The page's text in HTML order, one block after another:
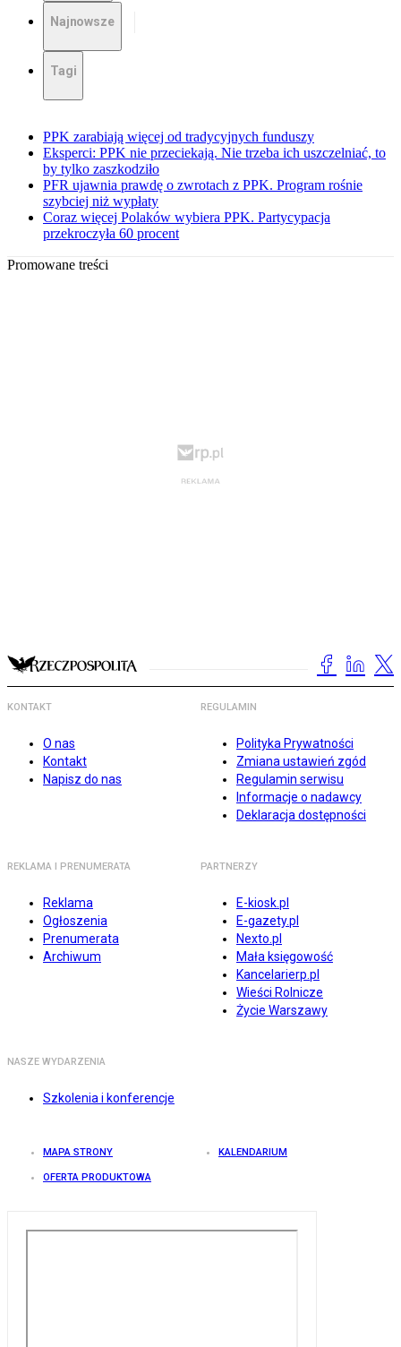
Najnowsze
Tagi
PPK zarabiają więcej od tradycyjnych funduszy
Eksperci: PPK nie przeciekają. Nie trzeba ich uszczelniać, to
by tylko zaszkodziło
PFR ujawnia prawdę o zwrotach z PPK. Program rośnie
szybciej niż wypłaty
Coraz więcej Polaków wybiera PPK. Partycypacja
przekroczyła 60 procent
Promowane treści
KONTAKT
O nas
Kontakt
Napisz do nas
REGULAMIN
Polityka Prywatności
Zmiana ustawień zgód
Regulamin serwisu
Informacje o nadawcy
Deklaracja dostępności
REKLAMA I PRENUMERATA
Reklama
Ogłoszenia
Prenumerata
Archiwum
PARTNERZY
E-kiosk.pl
E-gazety.pl
Nexto.pl
Mała księgowość
Kancelarierp.pl
Wieści Rolnicze
Życie Warszawy
NASZE WYDARZENIA
Szkolenia i konferencje
MAPA STRONY KALENDARIUM
OFERTA PRODUKTOWA